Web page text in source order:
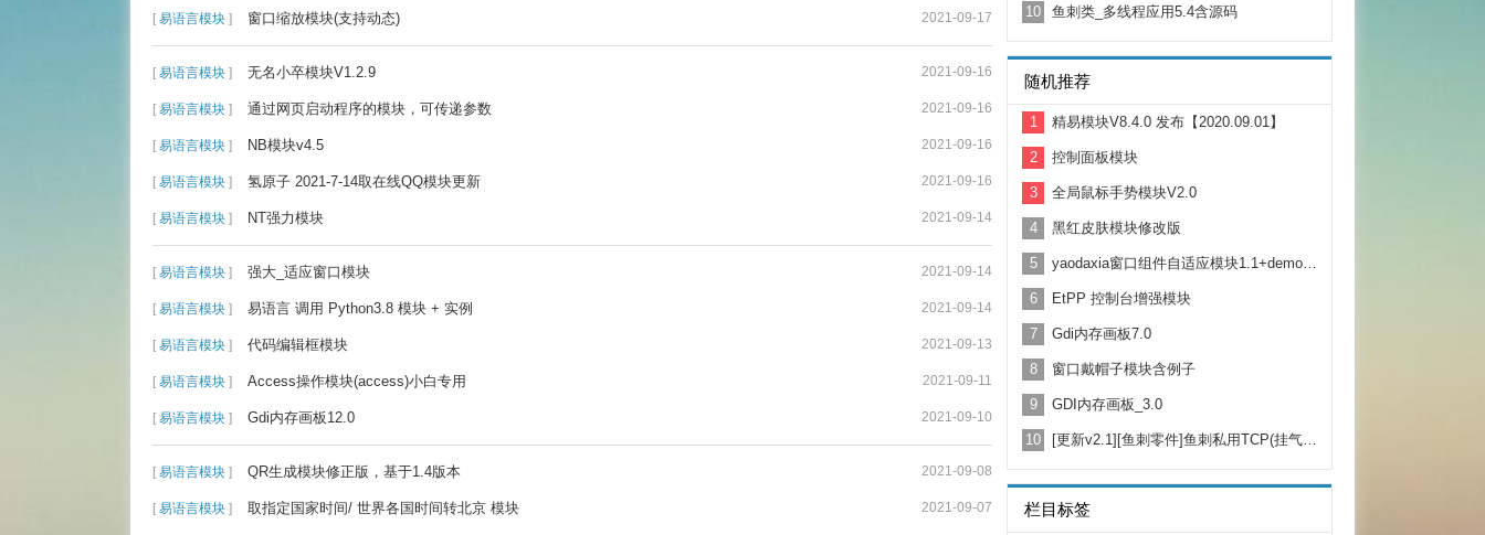
[ 易语言模块 ] 窗口缩放模块(支持动态) 2021-09-17
[ 易语言模块 ] 无名小卒模块V1.2.9 2021-09-16
[ 易语言模块 ] 通过网页启动程序的模块，可传递参数 2021-09-16
[ 易语言模块 ] NB模块v4.5 2021-09-16
[ 易语言模块 ] 氢原子 2021-7-14取在线QQ模块更新 2021-09-16
[ 易语言模块 ] NT强力模块 2021-09-14
[ 易语言模块 ] 强大_适应窗口模块 2021-09-14
[ 易语言模块 ] 易语言 调用 Python3.8 模块 + 实例 2021-09-14
[ 易语言模块 ] 代码编辑框模块 2021-09-13
[ 易语言模块 ] Access操作模块(access)小白专用 2021-09-11
[ 易语言模块 ] Gdi内存画板12.0 2021-09-10
[ 易语言模块 ] QR生成模块修正版，基于1.4版本 2021-09-08
[ 易语言模块 ] 取指定国家时间/ 世界各国时间转北京 模块 2021-09-07
10 鱼刺类_多线程应用5.4含源码
随机推荐
1 精易模块V8.4.0 发布【2020.09.01】
2 控制面板模块
3 全局鼠标手势模块V2.0
4 黑红皮肤模块修改版
5 yaodaxia窗口组件自适应模块1.1+demo源码
6 EtPP 控制台增强模块
7 Gdi内存画板7.0
8 窗口戴帽子模块含例子
9 GDI内存画板_3.0
10 [更新v2.1][鱼刺零件]鱼刺私用TCP(挂气人)客户端 稳定单机6W连接
栏目标签